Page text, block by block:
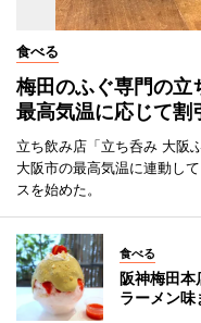
食べる
梅田のふぐ専門の
最高気温に応じて割
立ち飲み店「立ち呑み 大阪
大阪市の最高気温に連動し
スを始めた。
食べる
阪神梅田
ラーメン